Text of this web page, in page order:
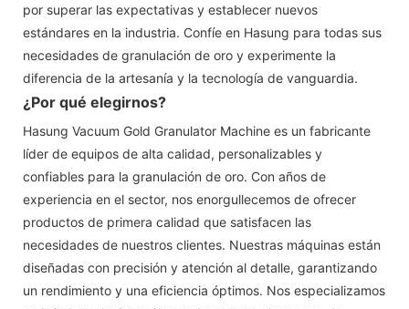
por superar las expectativas y establecer nuevos
estándares en la industria. Confíe en Hasung para todas sus
necesidades de granulación de oro y experimente la
diferencia de la artesanía y la tecnología de vanguardia.
¿Por qué elegirnos?
Hasung Vacuum Gold Granulator Machine es un fabricante
líder de equipos de alta calidad, personalizables y
confiables para la granulación de oro. Con años de
experiencia en el sector, nos enorgullecemos de ofrecer
productos de primera calidad que satisfacen las
necesidades de nuestros clientes. Nuestras máquinas están
diseñadas con precisión y atención al detalle, garantizando
un rendimiento y una eficiencia óptimos. Nos especializamos